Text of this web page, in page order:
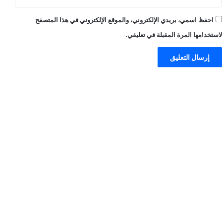
احفظ اسمي، بريدي الإلكتروني، والموقع الإلكتروني في هذا المتصفح
لاستخدامها المرة المقبلة في تعليقي.